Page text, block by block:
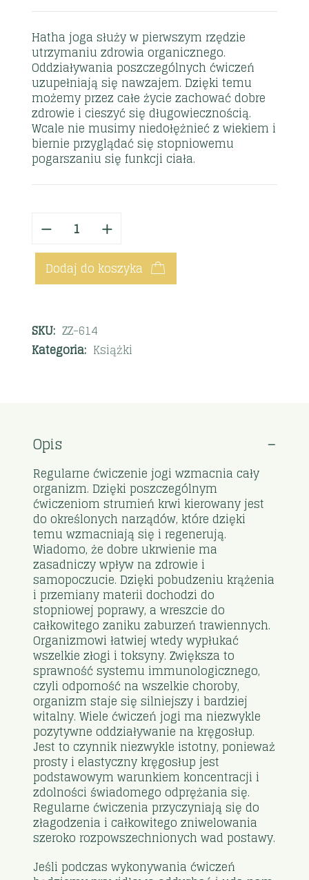
Hatha joga służy w pierwszym rzędzie
utrzymaniu zdrowia organicznego.
Oddziaływania poszczególnych ćwiczeń
uzupełniają się nawzajem. Dzięki temu
możemy przez całe życie zachować dobre
zdrowie i cieszyć się długowiecznością.
Wcale nie musimy niedołężnieć z wiekiem i
biernie przyglądać się stopniowemu
pogarszaniu się funkcji ciała.
Dodaj do koszyka
SKU: ZZ-614
Kategoria: Książki
Opis
Regularne ćwiczenie jogi wzmacnia cały
organizm. Dzięki poszczególnym
ćwiczeniom strumień krwi kierowany jest
do określonych narządów, które dzięki
temu wzmacniają się i regenerują.
Wiadomo, że dobre ukrwienie ma
zasadniczy wpływ na zdrowie i
samopoczucie. Dzięki pobudzeniu krążenia
i przemiany materii dochodzi do
stopniowej poprawy, a wreszcie do
całkowitego zaniku zaburzeń trawiennych.
Organizmowi łatwiej wtedy wypłukać
wszelkie złogi i toksyny. Zwiększa to
sprawność systemu immunologicznego,
czyli odporność na wszelkie choroby,
organizm staje się silniejszy i bardziej
witalny. Wiele ćwiczeń jogi ma niezwykle
pozytywne oddziaływanie na kręgosłup.
Jest to czynnik niezwykle istotny, ponieważ
prosty i elastyczny kręgosłup jest
podstawowym warunkiem koncentracji i
zdolności świadomego odprężania się.
Regularne ćwiczenia przyczyniają się do
złagodzenia i całkowitego zniwelowania
szeroko rozpowszechnionych wad postawy.
Jeśli podczas wykonywania ćwiczeń